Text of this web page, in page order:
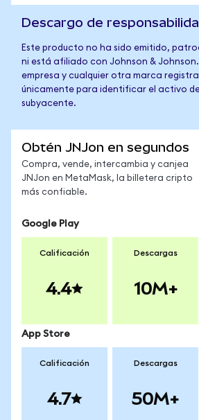
Descargo de
Este producto no ha sido emitido,
ni está afiliado con Johnson & Johnson.
empresa y cualquier otra marca
únicamente para identificar el activo
subyacente.
Obtén JNJon en segundos
Compra, vende, intercambia y canjea
JNJon en MetaMask, la billetera cripto
más confiable.
Google Play
Calificación
4.4
Descargas
10M+
App Store
Calificación
4.7
Descargas
50M+